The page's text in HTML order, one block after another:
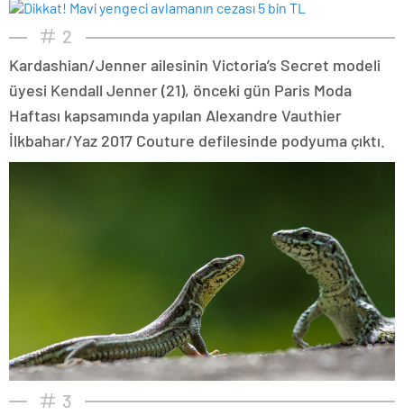
2
Kardashian/Jenner ailesinin Victoria’s Secret modeli
üyesi Kendall Jenner (21), önceki gün Paris Moda
Haftası kapsamında yapılan Alexandre Vauthier
İlkbahar/Yaz 2017 Couture defilesinde podyuma çıktı.
3